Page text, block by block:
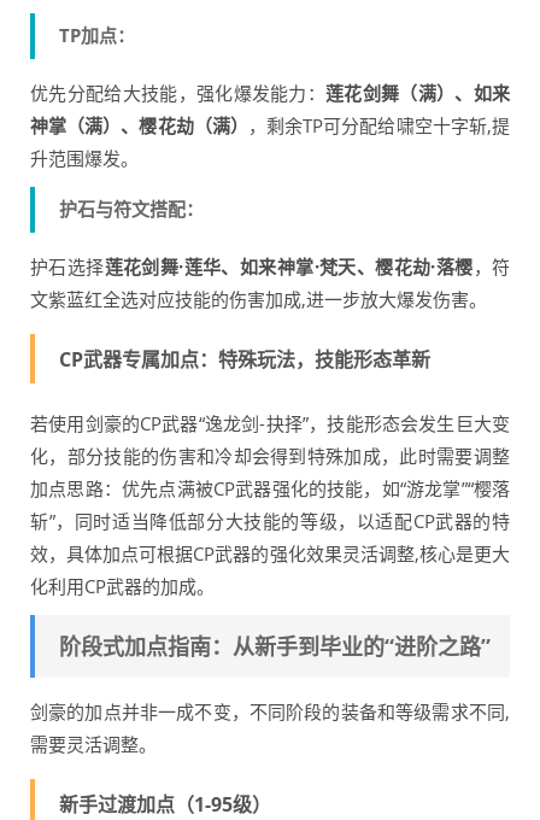
TP加点：
优先分配给大技能，强化爆发能力：莲花剑舞（满）、如来
神掌（满）、樱花劫（满） ，剩余TP可分配给啸空十字斩,提
升范围爆发。
护石与符文搭配：
护石选择莲花剑舞·莲华、如来神掌·梵天、樱花劫·落樱，符
文紫蓝红全选对应技能的伤害加成,进一步放大爆发伤害。
CP武器专属加点：特殊玩法，技能形态革新
若使用剑豪的CP武器“逸龙剑-抉择”，技能形态会发生巨大变
化，部分技能的伤害和冷却会得到特殊加成，此时需要调整
加点思路：优先点满被CP武器强化的技能，如“游龙掌”“樱落
斩”，同时适当降低部分大技能的等级，以适配CP武器的特
效，具体加点可根据CP武器的强化效果灵活调整,核心是更大
化利用CP武器的加成。
阶段式加点指南：从新手到毕业的“进阶之路”
剑豪的加点并非一成不变，不同阶段的装备和等级需求不同,
需要灵活调整。
新手过渡加点（1-95级）